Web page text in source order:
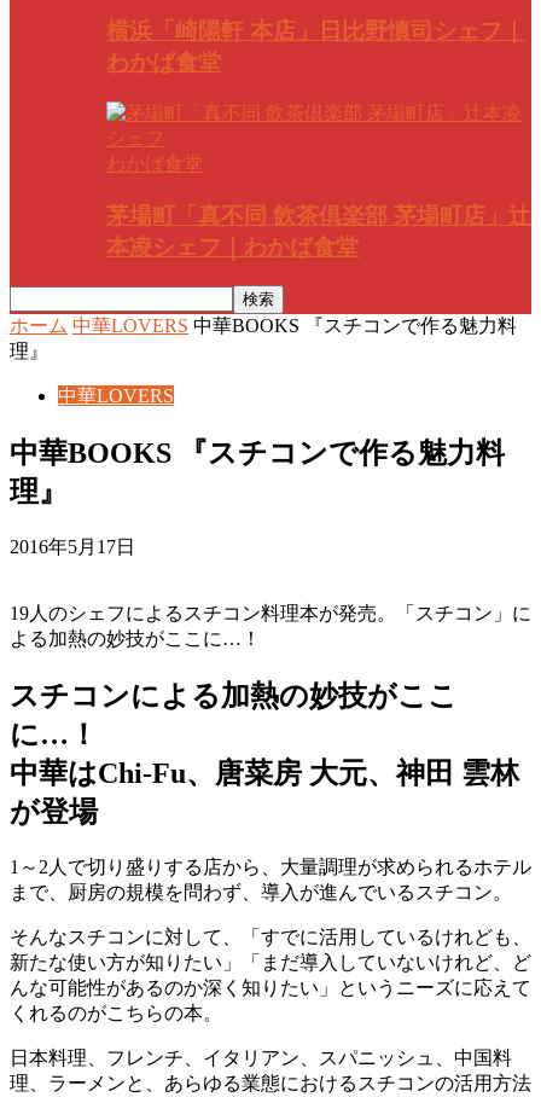
横浜「崎陽軒 本店」日比野慎司シェフ｜
わかば食堂
わかば食堂
茅場町「真不同 飲茶倶楽部 茅場町店」辻
本凌シェフ｜わかば食堂
ホーム 中華LOVERS 中華BOOKS 『スチコンで作る魅力料
理』
中華LOVERS
中華BOOKS 『スチコンで作る魅力料
理』
2016年5月17日
19人のシェフによるスチコン料理本が発売。「スチコン」に
よる加熱の妙技がここに…！
スチコンによる加熱の妙技がここ
に…！
中華はChi-Fu、唐菜房 大元、神田 雲林
が登場
1～2人で切り盛りする店から、大量調理が求められるホテル
まで、厨房の規模を問わず、導入が進んでいるスチコン。
そんなスチコンに対して、「すでに活用しているけれども、
新たな使い方が知りたい」「まだ導入していないけれど、ど
んな可能性があるのか深く知りたい」というニーズに応えて
くれるのがこちらの本。
日本料理、フレンチ、イタリアン、スパニッシュ、中国料
理、ラーメンと、あらゆる業態におけるスチコンの活用方法